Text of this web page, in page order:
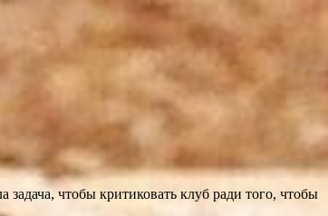
чтобы критиковать клуб ради того, чтобы